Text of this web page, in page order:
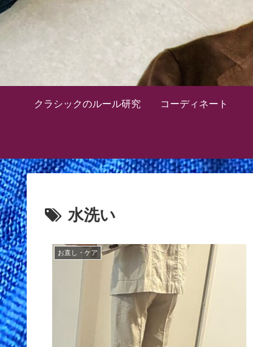
クラシックのルール研究 コーディネート
水洗い
お直し・ケア